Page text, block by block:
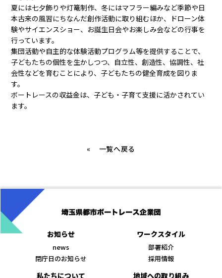
夏には七夕飾りや灯篭制作、冬にはマフラー編みなど季節や日
本古来の風習にちなんだ創作活動に取り組むほか、ドローン体
験やサイエンスショー、お誕生日会やお楽しみ会などの行事を
行っています。
集団活動や自主的な体験活動プログラム等を提供することで、
子どもたちの個性を生かしつつ、自立性、創造性、協調性、社
会性などを育むことにより、子どもたちの健全育成を図りま
す。
ボートレースの収益金は、子ども・子育て支援に活かされてい
ます。
« 一覧へ戻る
お知らせ
news
閉庁日のお知らせ
ワークスタイル
部署紹介
採用情報
私たちについて 地域への取り組み